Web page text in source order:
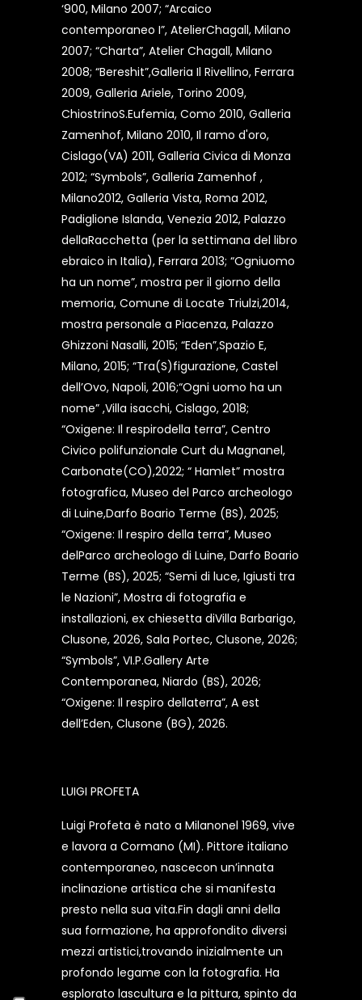
‘900, Milano 2007; “Arcaico
contemporaneo I”, AtelierChagall, Milano
2007; “Charta”, Atelier Chagall, Milano
2008; “Bereshit”,Galleria Il Rivellino, Ferrara
2009, Galleria Ariele, Torino 2009,
ChiostrinoS.Eufemia, Como 2010, Galleria
Zamenhof, Milano 2010, Il ramo d'oro,
Cislago(VA) 2011, Galleria Civica di Monza
2012; “Symbols”, Galleria Zamenhof ,
Milano2012, Galleria Vista, Roma 2012,
Padiglione Islanda, Venezia 2012, Palazzo
dellaRacchetta (per la settimana del libro
ebraico in Italia), Ferrara 2013; “Ogniuomo
ha un nome”, mostra per il giorno della
memoria, Comune di Locate Triulzi,2014,
mostra personale a Piacenza, Palazzo
Ghizzoni Nasalli, 2015; “Eden”,Spazio E,
Milano, 2015; “Tra(S)figurazione, Castel
dell’Ovo, Napoli, 2016;“Ogni uomo ha un
nome” ,Villa isacchi, Cislago, 2018;
“Oxigene: Il respirodella terra”, Centro
Civico polifunzionale Curt du Magnanel,
Carbonate(CO),2022; “ Hamlet” mostra
fotografica, Museo del Parco archeologo
di Luine,Darfo Boario Terme (BS), 2025;
“Oxigene: Il respiro della terra”, Museo
delParco archeologo di Luine, Darfo Boario
Terme (BS), 2025; “Semi di luce, Igiusti tra
le Nazioni”, Mostra di fotografia e
installazioni, ex chiesetta diVilla Barbarigo,
Clusone, 2026, Sala Portec, Clusone, 2026;
“Symbols”, VI.P.Gallery Arte
Contemporanea, Niardo (BS), 2026;
“Oxigene: Il respiro dellaterra”, A est
dell’Eden, Clusone (BG), 2026.
LUIGI PROFETA
Luigi Profeta è nato a Milanonel 1969, vive
e lavora a Cormano (MI). Pittore italiano
contemporaneo, nascecon un’innata
inclinazione artistica che si manifesta
presto nella sua vita.Fin dagli anni della
sua formazione, ha approfondito diversi
mezzi artistici,trovando inizialmente un
profondo legame con la fotografia. Ha
esplorato lascultura e la pittura, spinto da